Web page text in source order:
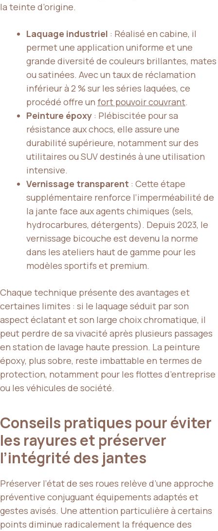
la teinte d’origine.
Laquage industriel : Réalisé en cabine, il
permet une application uniforme et une
grande diversité de couleurs brillantes, mates
ou satinées. Avec un taux de réclamation
inférieur à 2 % sur les séries laquées, ce
procédé offre un fort pouvoir couvrant.
Peinture époxy : Plébiscitée pour sa
résistance aux chocs, elle assure une
durabilité supérieure, notamment sur des
utilitaires ou SUV destinés à une utilisation
intensive.
Vernissage transparent : Cette étape
supplémentaire renforce l’imperméabilité de
la jante face aux agents chimiques (sels,
hydrocarbures, détergents). Depuis 2023, le
vernissage bicouche est devenu la norme
dans les ateliers haut de gamme pour les
modèles sportifs et premium.
Chaque technique présente des avantages et
certaines limites : si le laquage séduit par son
aspect éclatant et son large choix chromatique, il
peut perdre de sa vivacité après plusieurs passages
en station de lavage haute pression. La peinture
époxy, plus sobre, reste imbattable en termes de
protection, notamment pour les flottes d’entreprise
ou les véhicules de société.
Conseils pratiques pour éviter
les rayures et préserver
l’intégrité des jantes
Préserver l’état de ses roues relève d’une approche
préventive conjuguant équipements adaptés et
gestes avisés. Une attention particulière à certains
points diminue radicalement la fréquence des